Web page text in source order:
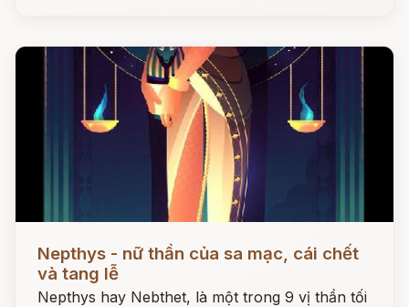
Nepthys - nữ thần của sa mạc, cái chết
và tang lễ
Nepthys hay Nebthet, là một trong 9 vị thần tối